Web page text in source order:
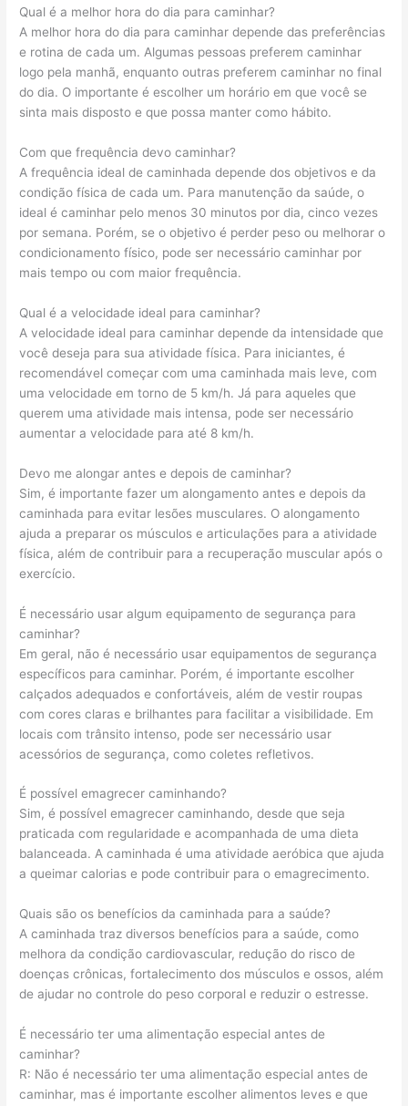
Qual é a melhor hora do dia para caminhar?
A melhor hora do dia para caminhar depende das preferências
e rotina de cada um. Algumas pessoas preferem caminhar
logo pela manhã, enquanto outras preferem caminhar no final
do dia. O importante é escolher um horário em que você se
sinta mais disposto e que possa manter como hábito.
Com que frequência devo caminhar?
A frequência ideal de caminhada depende dos objetivos e da
condição física de cada um. Para manutenção da saúde, o
ideal é caminhar pelo menos 30 minutos por dia, cinco vezes
por semana. Porém, se o objetivo é perder peso ou melhorar o
condicionamento físico, pode ser necessário caminhar por
mais tempo ou com maior frequência.
Qual é a velocidade ideal para caminhar?
A velocidade ideal para caminhar depende da intensidade que
você deseja para sua atividade física. Para iniciantes, é
recomendável começar com uma caminhada mais leve, com
uma velocidade em torno de 5 km/h. Já para aqueles que
querem uma atividade mais intensa, pode ser necessário
aumentar a velocidade para até 8 km/h.
Devo me alongar antes e depois de caminhar?
Sim, é importante fazer um alongamento antes e depois da
caminhada para evitar lesões musculares. O alongamento
ajuda a preparar os músculos e articulações para a atividade
física, além de contribuir para a recuperação muscular após o
exercício.
É necessário usar algum equipamento de segurança para
caminhar?
Em geral, não é necessário usar equipamentos de segurança
específicos para caminhar. Porém, é importante escolher
calçados adequados e confortáveis, além de vestir roupas
com cores claras e brilhantes para facilitar a visibilidade. Em
locais com trânsito intenso, pode ser necessário usar
acessórios de segurança, como coletes refletivos.
É possível emagrecer caminhando?
Sim, é possível emagrecer caminhando, desde que seja
praticada com regularidade e acompanhada de uma dieta
balanceada. A caminhada é uma atividade aeróbica que ajuda
a queimar calorias e pode contribuir para o emagrecimento.
Quais são os benefícios da caminhada para a saúde?
A caminhada traz diversos benefícios para a saúde, como
melhora da condição cardiovascular, redução do risco de
doenças crônicas, fortalecimento dos músculos e ossos, além
de ajudar no controle do peso corporal e reduzir o estresse.
É necessário ter uma alimentação especial antes de
caminhar?
R: Não é necessário ter uma alimentação especial antes de
caminhar, mas é importante escolher alimentos leves e que